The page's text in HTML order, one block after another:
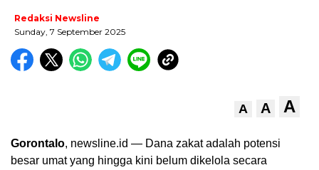
Redaksi Newsline
Sunday, 7 September 2025
A A A
Gorontalo, newsline.id — Dana zakat adalah potensi
besar umat yang hingga kini belum dikelola secara